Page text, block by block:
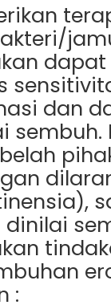
dan
sembuh.
dinilai
: